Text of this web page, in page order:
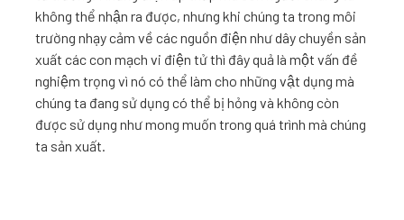
Trong quá trình hoat động và sản xuất của con người
chúng ta thương xuyên sẽ xảy ra hiện tượng sinh ra điện
từ trường. Những điện áp thấp mà con người chúng ta
không thể nhận ra được, nhưng khi chúng ta trong môi
trường nhạy cảm về các nguồn điện như dây chuyền sản